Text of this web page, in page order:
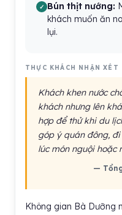
Bún thịt nướng:
khách muốn ăn
lụi.
THỰC KHÁCH NHẬN XÉT
Khách khen nước
khách nhưng lên
hợp để thử khi du
góp ý quán đông,
lúc món nguội hoặc
—
Không gian Bà Dưỡng